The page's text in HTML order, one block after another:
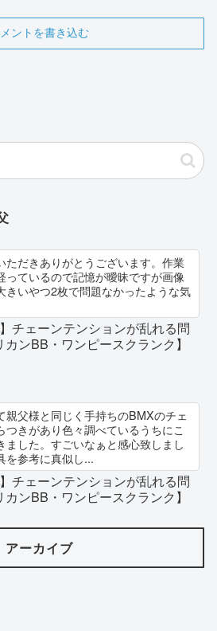
ントを書き込む
ただきありがとうございます。作業
っているので記憶が曖昧ですが画像
きいやつ2枚で問題なかったような気
チェーンテンションが乱れる問
ンBB・ワンピースクランク】
親父様と同じく手持ちのBMXのチェ
きがあり色々調べているうちにこ
ました。すごいなぁと感心致しまし
を参考に真似し...
チェーンテンションが乱れる問
ンBB・ワンピースクランク】
アーカイブ